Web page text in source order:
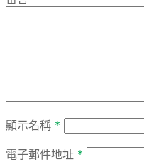
顯示名稱 *
電子郵件地址 *